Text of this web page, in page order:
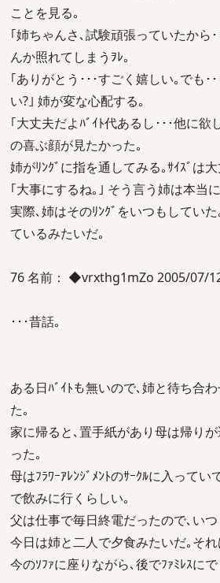
ことを見る｡
｢姉ちゃんさ､試験頑張っていたから
んか照れてしまうｦﾚ｡
｢ありがとう･･･すごく嬉しい｡でも･
い?｣ 姉が変な心配する｡
｢大丈夫だよﾊﾞｲﾄ代あるし･･･他に欲
の喜ぶ顔が見たかった｡
姉がﾘﾝｸﾞに指を通してみる｡ｻｲｽﾞは
｢大事にするね｡｣ そう言う姉は本当
実際､姉はそのﾘﾝｸﾞをいつもしてい
ているみたいだ｡
76 名前： ◆vrxthg1mZo 2005/07/
･･･昔話｡
ある日ﾊﾞｲﾄも無いので､姉と待ち合
た｡
家に帰ると､置手紙があり母は帰り
った｡
母はﾌﾗﾜｰｱﾚﾝｼﾞﾒﾝﾄのｻｰｸﾙに入って
で飲みに行くらしい｡
父は仕事で毎日終電だったので､いつ
今日は姉と二人で夕食みたいだ｡そ
今のｿﾌｧに座りながら､後でﾌｧﾐﾚｽに